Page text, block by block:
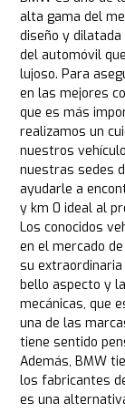
alta gama del
diseño y
del automóvil
lujoso. Para
en las mejores
que es más
realizamos un
nuestros
nuestras sedes
ayudarle a
y km 0 ideal al
Los conocidos
en el mercado
su
bello aspecto y
mecánicas, que
una de las
tiene sentido
Además, BMW
los fabricantes
es una